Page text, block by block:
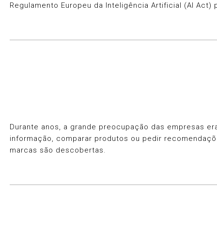
Regulamento Europeu da Inteligência Artificial (AI
Durante anos, a grande preocupação das empresas
informação, comparar produtos ou pedir
marcas são descobertas.